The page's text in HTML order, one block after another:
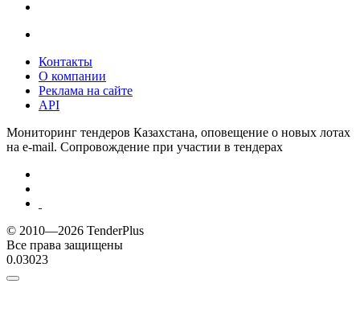
Контакты
О компании
Реклама на сайте
API
Мониторинг тендеров Казахстана, оповещение о новых лотах
на e-mail. Сопровождение при участии в тендерах
© 2010—2026 TenderPlus
Все права защищены
0.03023